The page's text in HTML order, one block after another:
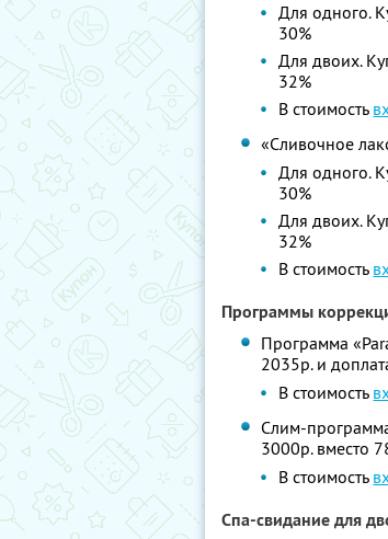
Для одного.
30%
Для двоих.
32%
В стоимость
«Сливочное
Для одного.
30%
Для двоих.
32%
В стоимость
Программы
Программа
2035р. и
В стоимость
Слим-
3000р. вместо
В стоимость
Спа-свидание для